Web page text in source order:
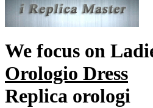
We focus on
Orologio Dress
Replica orologi